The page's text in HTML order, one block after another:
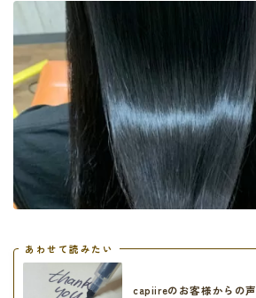
あわせて読みたい
capiireのお客様からの声